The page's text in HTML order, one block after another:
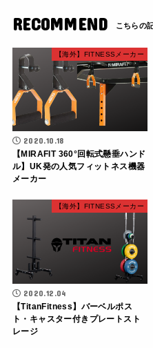
RECOMMEND
【海外】FITNESSメーカー
2020.10.18
【MIRAFIT 360°回転式懸垂ハンド
ル】UK発の人気フィットネス機器
メーカー
【海外】FITNESSメーカー
2020.12.04
【TitanFitness】バーベルポス
ト・キャスター付きプレートスト
レージ